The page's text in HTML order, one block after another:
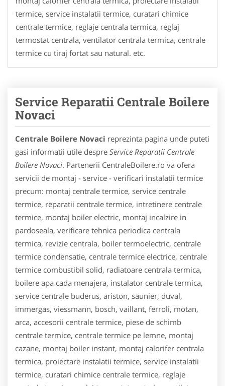
termice, service instalatii termice, curatari chimice
centrale termice, reglaje centrala termica, reglaj
termostat centrala, ventilator centrala termica, centrale
termice cu tiraj fortat sau natural. etc.
Service Reparatii Centrale Boilere
Novaci
Centrale Boilere Novaci reprezinta pagina unde puteti
gasi informatii utile despre Service Reparatii Centrale
Boilere Novaci. Partenerii CentraleBoilere.ro va ofera
servicii de montaj - service - verificari instalatii termice
precum: montaj centrale termice, service centrale
termice, reparatii centrale termice, intretinere centrale
termice, montaj boiler electric, montaj incalzire in
pardoseala, verificare tehnica periodica centrala
termica, revizie centrala, boiler termoelectric, centrale
termice condensatie, centrale termice electrice, centrale
termice combustibil solid, radiatoare centrala termica,
boilere apa cada menajera, instalator centrale termica,
service centrale buderus, ariston, saunier, duval,
immergas, viessmann, bosch, vaillant, ferroli, motan,
arca, accesorii centrale termice, piese de schimb
centrale termice, centrale termice pe lemne, montaj
cazane, montaj boiler instant, montaj calorifer centrala
termica, proiectare instalatii termice, service instalatii
termice, curatari chimice centrale termice, reglaje